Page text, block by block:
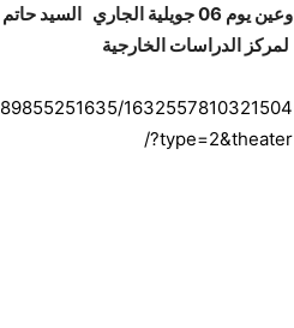
وعين يوم 06 جويلية الجاري
1632557810321504
/?type=2&theater